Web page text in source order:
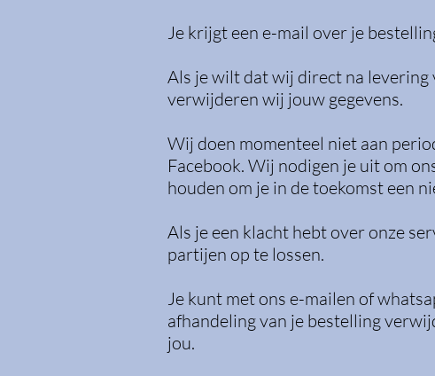
Je krijgt een e-mail over je
Als je wilt dat wij direct na levering
verwijderen wij jouw gegevens.
Wij doen momenteel niet aan
Facebook. Wij nodigen je uit om
houden om je in de toekomst een
Als je een klacht hebt over onze
partijen op te lossen.
Je kunt met ons e-mailen of
afhandeling van je bestelling
jou.